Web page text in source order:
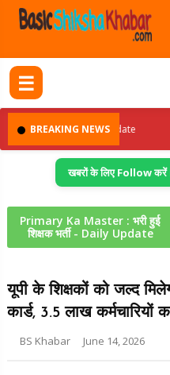
☰
BREAKING NEWS
Latest Jobs Update
खबरों के लिए Follow
Primary Ka Master : भरी हुई
शिक्षक भर्ती - Daily Update
यूपी के शिक्षकों को जल्द
कार्ड, 3.5 लाख कर्मचारियों
BS Khabar June 14, 2026